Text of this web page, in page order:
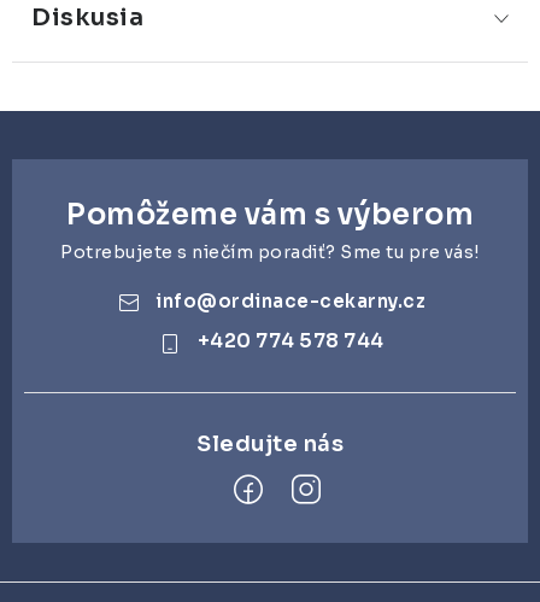
Diskusia
Pomôžeme vám s výberom
Potrebujete s niečím poradiť? Sme tu pre vás!
info@ordinace-cekarny.cz
+420 774 578 744
á